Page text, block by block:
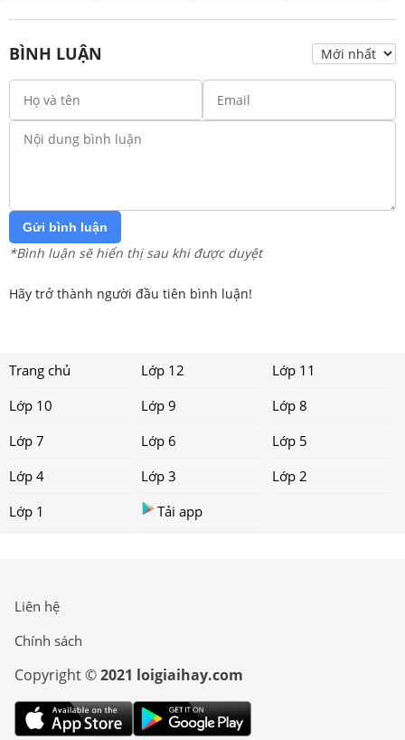
BÌNH LUẬN
Gửi bình luận
*Bình luận sẽ hiển thị sau khi được duyệt
Hãy trở thành người đầu tiên bình luận!
Trang chủ Lớp 12
Lớp 11
Lớp 10
Lớp 9
Lớp 8
Lớp 7
Lớp 6
Lớp 5
Lớp 4
Lớp 3
Lớp 2
Lớp 1
Tải app
Liên hệ
Chính sách
Copyright ©2021 loigiaihay.com